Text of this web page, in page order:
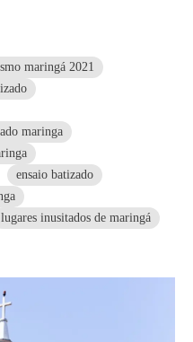
maringá 2021
maringa
ensaio batizado
lugares inusitados de maringá